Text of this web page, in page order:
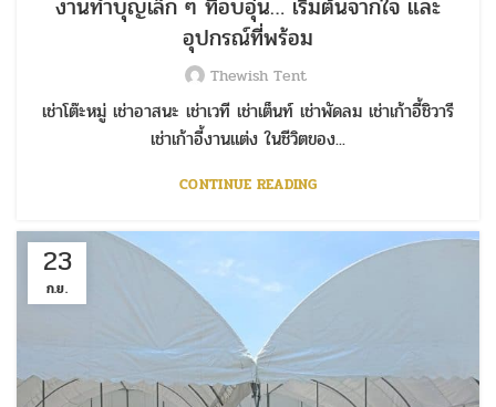
อุปกรณ์ที่พร้อม
Thewish Tent
เช่าโต๊ะหมู่ เช่าอาสนะ เช่าเวที เช่าเต็นท์ เช่าพัดลม เช่าเก้าอี้ชิวารี
เช่าเก้าอี้งานแต่ง ในชีวิตของ...
CONTINUE READING
23
ก.ย.